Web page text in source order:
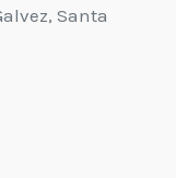
Santa